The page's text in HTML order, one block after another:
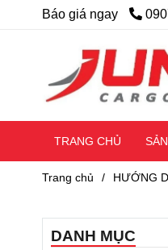
Báo giá ngay
TRANG CHỦ
Trang chủ / HƯỚNG
DANH MỤC